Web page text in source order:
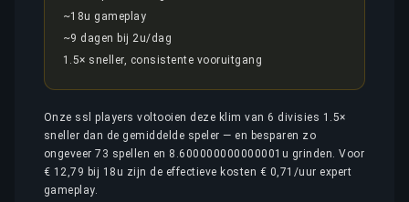
~18u gameplay
~9 dagen bij 2u/dag
1.5× sneller, consistente vooruitgang
Onze ssl players voltooien deze klim van 6 divisies 1.5×
sneller dan de gemiddelde speler — en besparen zo
ongeveer 73 spellen en 8.600000000000001u grinden. Voor
€ 12,79 bij 18u zijn de effectieve kosten € 0,71/uur expert
gameplay.